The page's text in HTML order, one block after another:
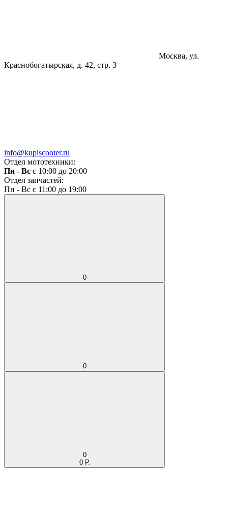
Москва, ул.
Краснобогатырская, д. 42, стр. 3
info@kupiscooter.ru
Отдел мототехники:
Пн - Вс с 10:00 до 20:00
Отдел запчастей:
Пн - Вс с 11:00 до 19:00
0
0
0
0 Р.